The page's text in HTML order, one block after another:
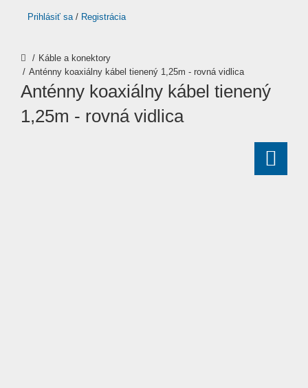
Prihlásiť sa/ Registrácia
Káble a konektory
Anténny koaxiálny kábel tienený 1,25m - rovná vidlica
Anténny koaxiálny kábel tienený
1,25m - rovná vidlica